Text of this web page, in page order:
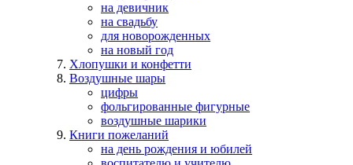
на девичник
на свадьбу
для новорожденных
на новый год
Хлопушки и конфетти
Воздушные шары
цифры
фольгированные фигурные
воздушные шарики
Книги пожеланий
на день рождения и юбилей